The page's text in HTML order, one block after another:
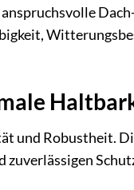
und Robustheit.